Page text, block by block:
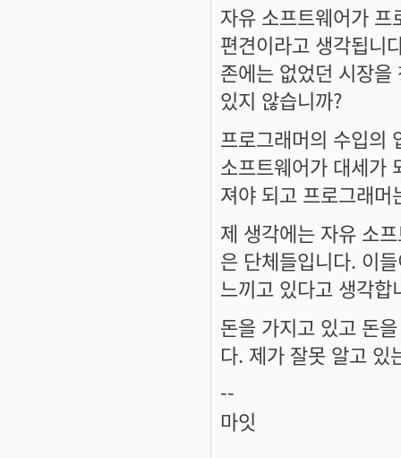
자유 소프트웨어가
편견이라고 생각됩니
존에는 없었던 시장
있지 않습니까?
프로그래머의 수입의
소프트웨어가 대세가
져야 되고 프로그래머
제 생각에는 자유 소
은 단체들입니다. 이
느끼고 있다고 생각합
돈을 가지고 있고 돈
다. 제가 잘못 알고 있
--
마잇